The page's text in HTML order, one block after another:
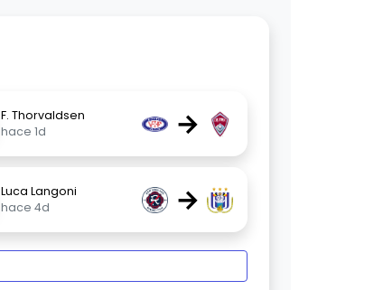
F. Thorvaldsen
hace 1d
→
Luca Langoni
hace 4d
→